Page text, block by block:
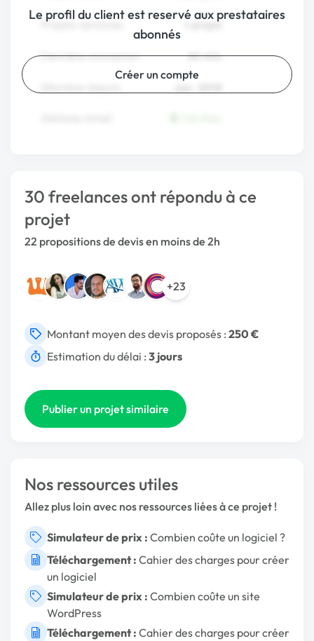
Le profil du client est reservé aux prestataires
abonnés
Créer un compte
30 freelances ont répondu à ce
projet
22 propositions de devis en moins de 2h
+23
Montant moyen des devis proposés : 250 €
Estimation du délai : 3 jours
Publier un projet similaire
Nos ressources utiles
Allez plus loin avec nos ressources liées à ce projet !
Simulateur de prix : Combien coûte un logiciel ?
Téléchargement : Cahier des charges pour créer
un logiciel
Simulateur de prix : Combien coûte un site
WordPress
Téléchargement : Cahier des charges pour créer